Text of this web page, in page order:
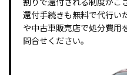
還付手続きも無料で代行い
や中古車販売店で処分費用
問合せください。